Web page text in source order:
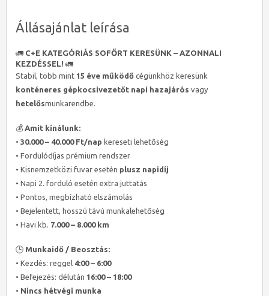
Állásajánlat leírása
🚛 C+E KATEGÓRIÁS SOFŐRT KERESÜNK – AZONNALI
KEZDÉSSEL! 🚛
Stabil, több mint 15 éve működő cégünkhöz keresünk
konténeres gépkocsivezetőt napi hazajárós vagy
hetelősmunkarendbe.
💰 Amit kínálunk:
• 30.000 – 40.000 Ft/nap kereseti lehetőség
• Fordulódíjas prémium rendszer
• Kisnemzetközi fuvar esetén plusz napidíj
• Napi 2. forduló esetén extra juttatás
• Pontos, megbízható elszámolás
• Bejelentett, hosszú távú munkalehetőség
• Havi kb. 7.000 – 8.000 km
🕒 Munkaidő / Beosztás:
• Kezdés: reggel 4:00 – 6:00
• Befejezés: délután 16:00 – 18:00
• Nincs hétvégi munka